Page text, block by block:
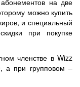
можно купить
и специальный
при покупке
членстве в Wizz
а при групповом –